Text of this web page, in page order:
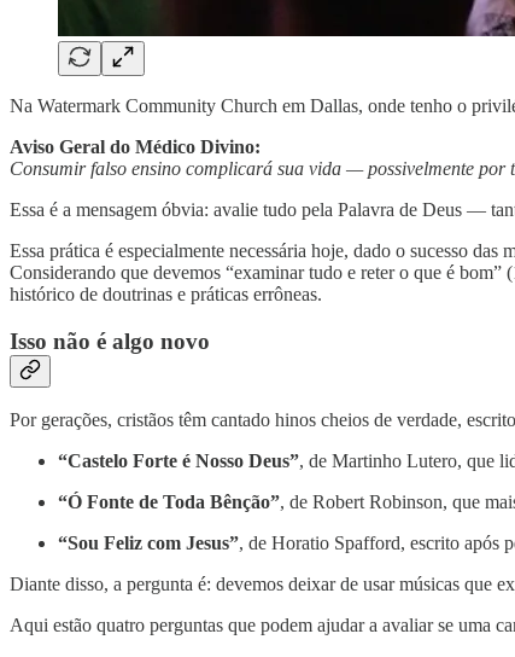
Na Watermark Community Church em Dallas, onde tenho o
Aviso Geral do Médico Divino:
Consumir falso ensino complicará sua vida — possivelmente por
Essa é a mensagem óbvia: avalie tudo pela Palavra de Deus —
Essa prática é especialmente necessária hoje, dado o sucesso
Considerando que devemos “examinar tudo e reter o que é
histórico de doutrinas e práticas errôneas.
Isso não é algo novo
Por gerações, cristãos têm cantado hinos cheios de verdade,
“Castelo Forte é Nosso Deus”, de Martinho Lutero, que
“Ó Fonte de Toda Bênção”, de Robert Robinson, que
“Sou Feliz com Jesus”, de Horatio Spafford, escrito após
Diante disso, a pergunta é: devemos deixar de usar músicas que
Aqui estão quatro perguntas que podem ajudar a avaliar se uma